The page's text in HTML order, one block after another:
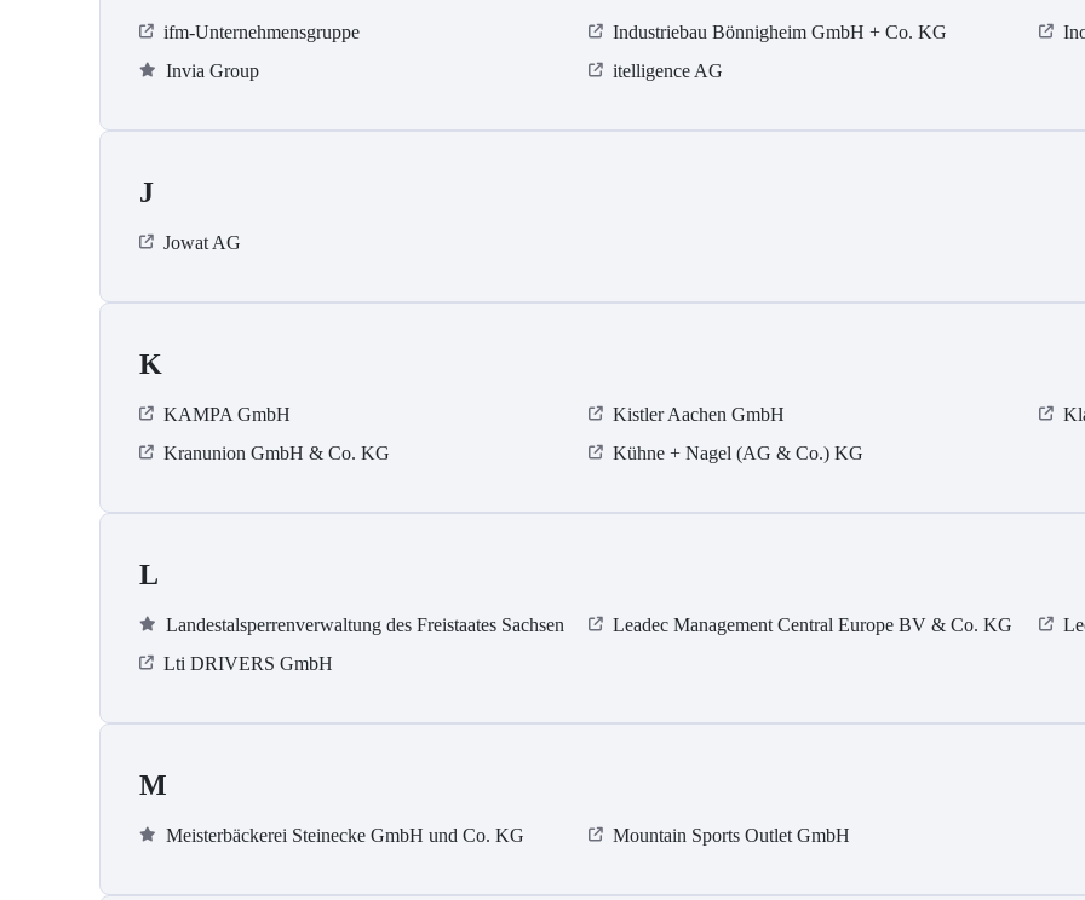
ifm-Unternehmensgruppe Industriebau Bönnigheim GmbH + Co. KG
Invia Group
itelligence AG
J
Jowat AG
K
KAMPA GmbH Kistler Aachen GmbH
Kranunion GmbH & Co. KG
Kühne + Nagel (AG & Co.) KG
L
Landestalsperrenverwaltung des Freistaates Sachsen Leadec Management Central Europe BV & Co. KG
Lti DRIVERS GmbH
M
Meisterbäckerei Steinecke GmbH und Co. KG Mountain Sports Outlet GmbH